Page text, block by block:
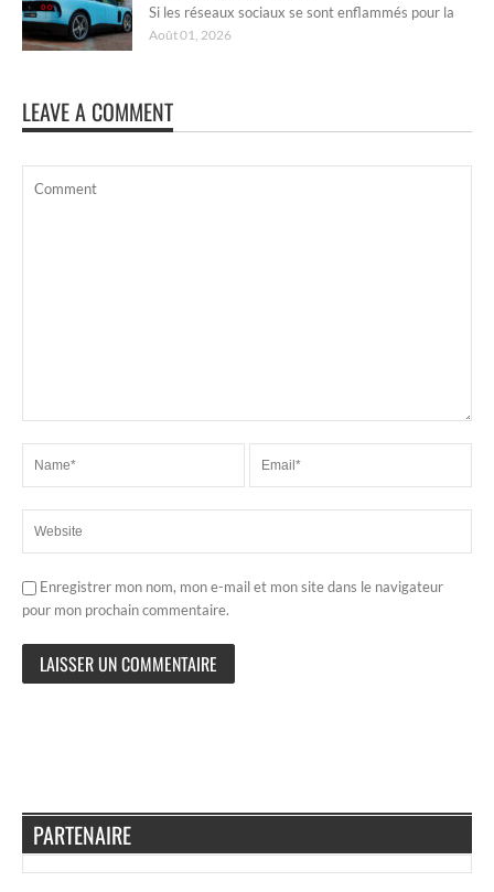
Si les réseaux sociaux se sont enflammés pour la
Août 01, 2026
LEAVE A COMMENT
Enregistrer mon nom, mon e-mail et mon site dans le navigateur
pour mon prochain commentaire.
PARTENAIRE